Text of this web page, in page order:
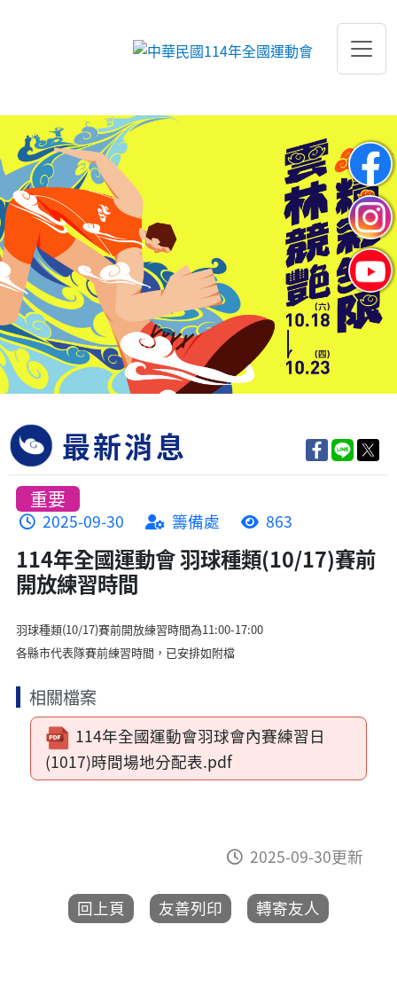
跳到主要內容
最新消息
重要
2025-09-30 籌備處 863
114年全國運動會 羽球種類(10/17)賽前
開放練習時間
羽球種類(10/17)賽前開放練習時間為11:00-17:00
各縣市代表隊賽前練習時間，已安排如附檔
相關檔案
114年全國運動會羽球會內賽練習日
(1017)時間場地分配表.pdf
2025-09-30更新